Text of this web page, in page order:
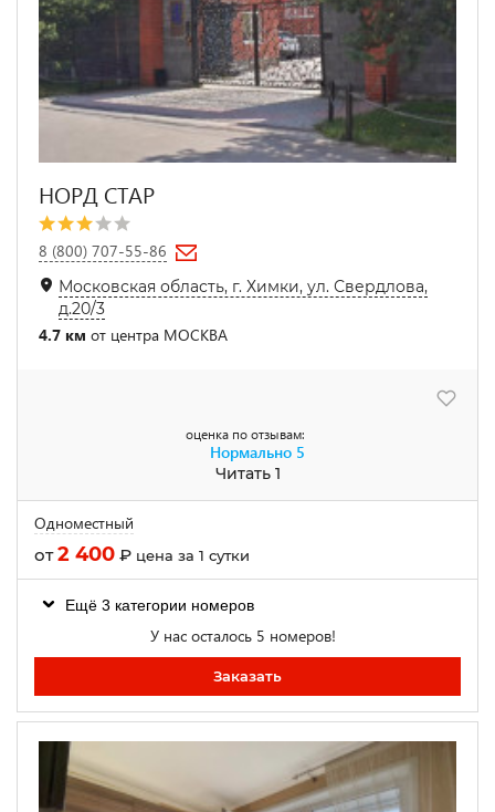
НОРД СТАР
8 (800) 707-55-86
Московская область, г. Химки, ул. Свердлова,
д.20/3
4.7 км от центра МОСКВА
оценка по отзывам:
Нормально 5
Читать 1
Одноместный
от2 400 ₽ цена за 1 сутки
Ещё 3 категории номеров
У нас осталось 5 номеров!
Заказать